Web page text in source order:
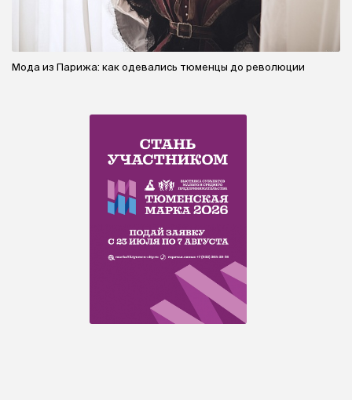
Мода из Парижа: как одевались тюменцы до революции